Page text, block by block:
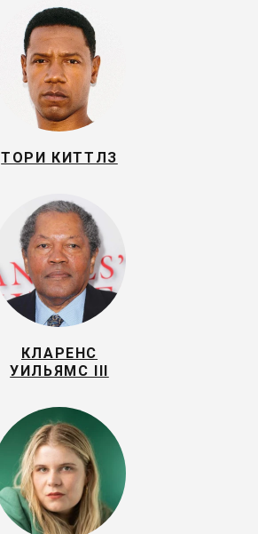
ТОРИ КИТТЛЗ
КЛАРЕНС
УИЛЬЯМС III